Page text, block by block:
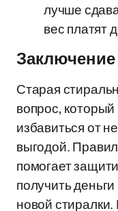
лучше
вес платят
Заключение
Старая
вопрос, который
избавиться от
выгодой.
помогает
получить
новой